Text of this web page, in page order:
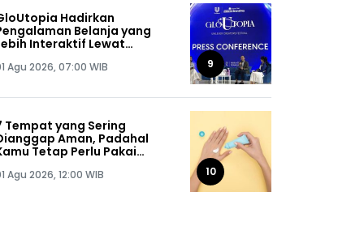
Hadirkan
Belanja yang
Interaktif Lewat
Agu 2026, 07:00 WIB 9
Tempat yang Sering
Aman, Padahal
Tetap Perlu Pakai
Agu 2026, 12:00 WIB 10